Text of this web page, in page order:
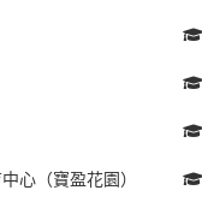
心（寶盈花園）